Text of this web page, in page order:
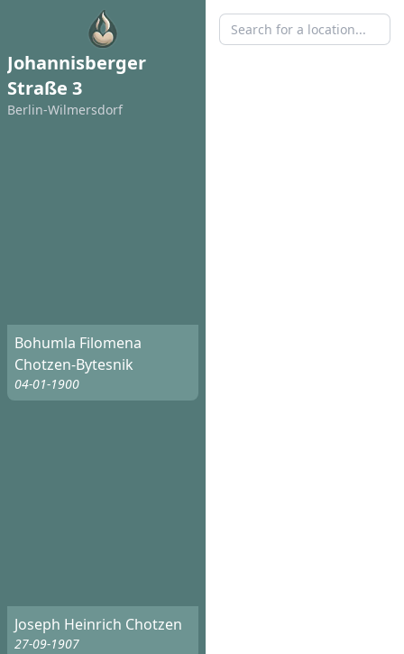
Johannisberger
Straße 3
Berlin-Wilmersdorf
Bohumla Filomena
Chotzen-Bytesnik
04-01-1900
Joseph Heinrich Chotzen
27-09-1907